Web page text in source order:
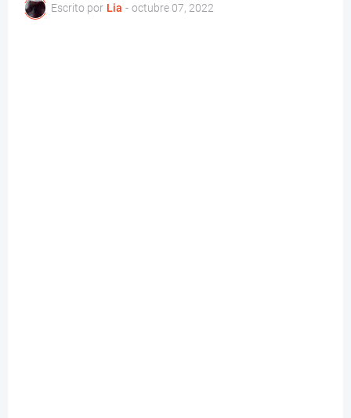
Escrito por Lia - octubre 07, 2022